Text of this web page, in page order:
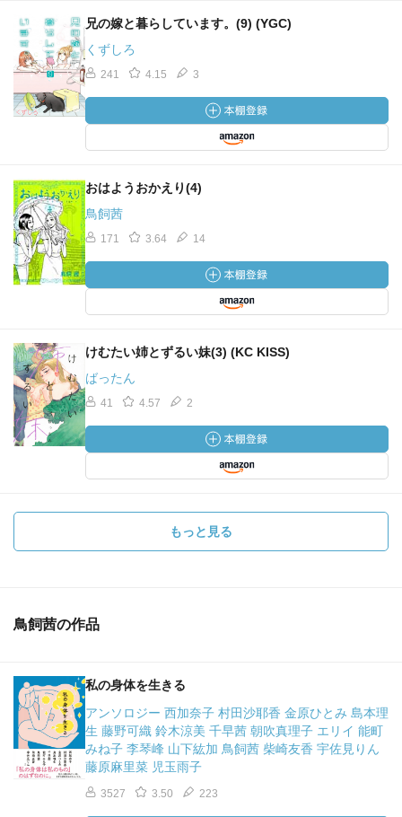
兄の嫁と暮らしています。(9) (YGC)
くずしろ
241 4.15 3
おはようおかえり(4)
鳥飼茜
171 3.64 14
けむたい姉とずるい妹(3) (KC KISS)
ばったん
41 4.57 2
もっと見る
鳥飼茜の作品
私の身体を生きる
アンソロジー 西加奈子 村田沙耶香 金原ひとみ 島本理
生 藤野可織 鈴木涼美 千早茜 朝吹真理子 エリイ 能町
みね子 李琴峰 山下紘加 鳥飼茜 柴崎友香 宇佐見りん
藤原麻里菜 児玉雨子
3527 3.50 223